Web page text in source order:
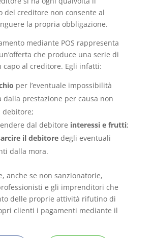
del creditore non consente al
la propria obbligazione.
mediante POS rappresenta
che produce una serie di
capo al creditore. Egli infatti:
per l’eventuale impossibilità
dalla prestazione per causa non
debitore;
dal debitore interessi e frutti;
il debitore degli eventuali
dalla mora.
anche se non sanzionatorie,
e gli imprenditori che
delle proprie attività rifutino di
clienti i pagamenti mediante il